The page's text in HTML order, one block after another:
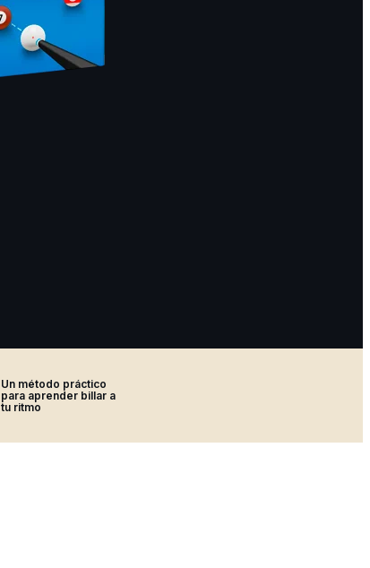
Un método práctico
para aprender billar a
tu ritmo